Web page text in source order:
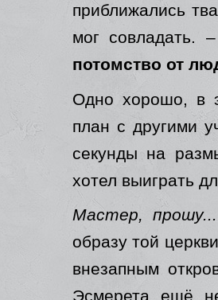
приближались
мог совладать.
потомство от
Одно хорошо, в
план с другими
секунды на
хотел выиграть
Мастер, прошу...
образу той
внезапным
Эсмерета ещё